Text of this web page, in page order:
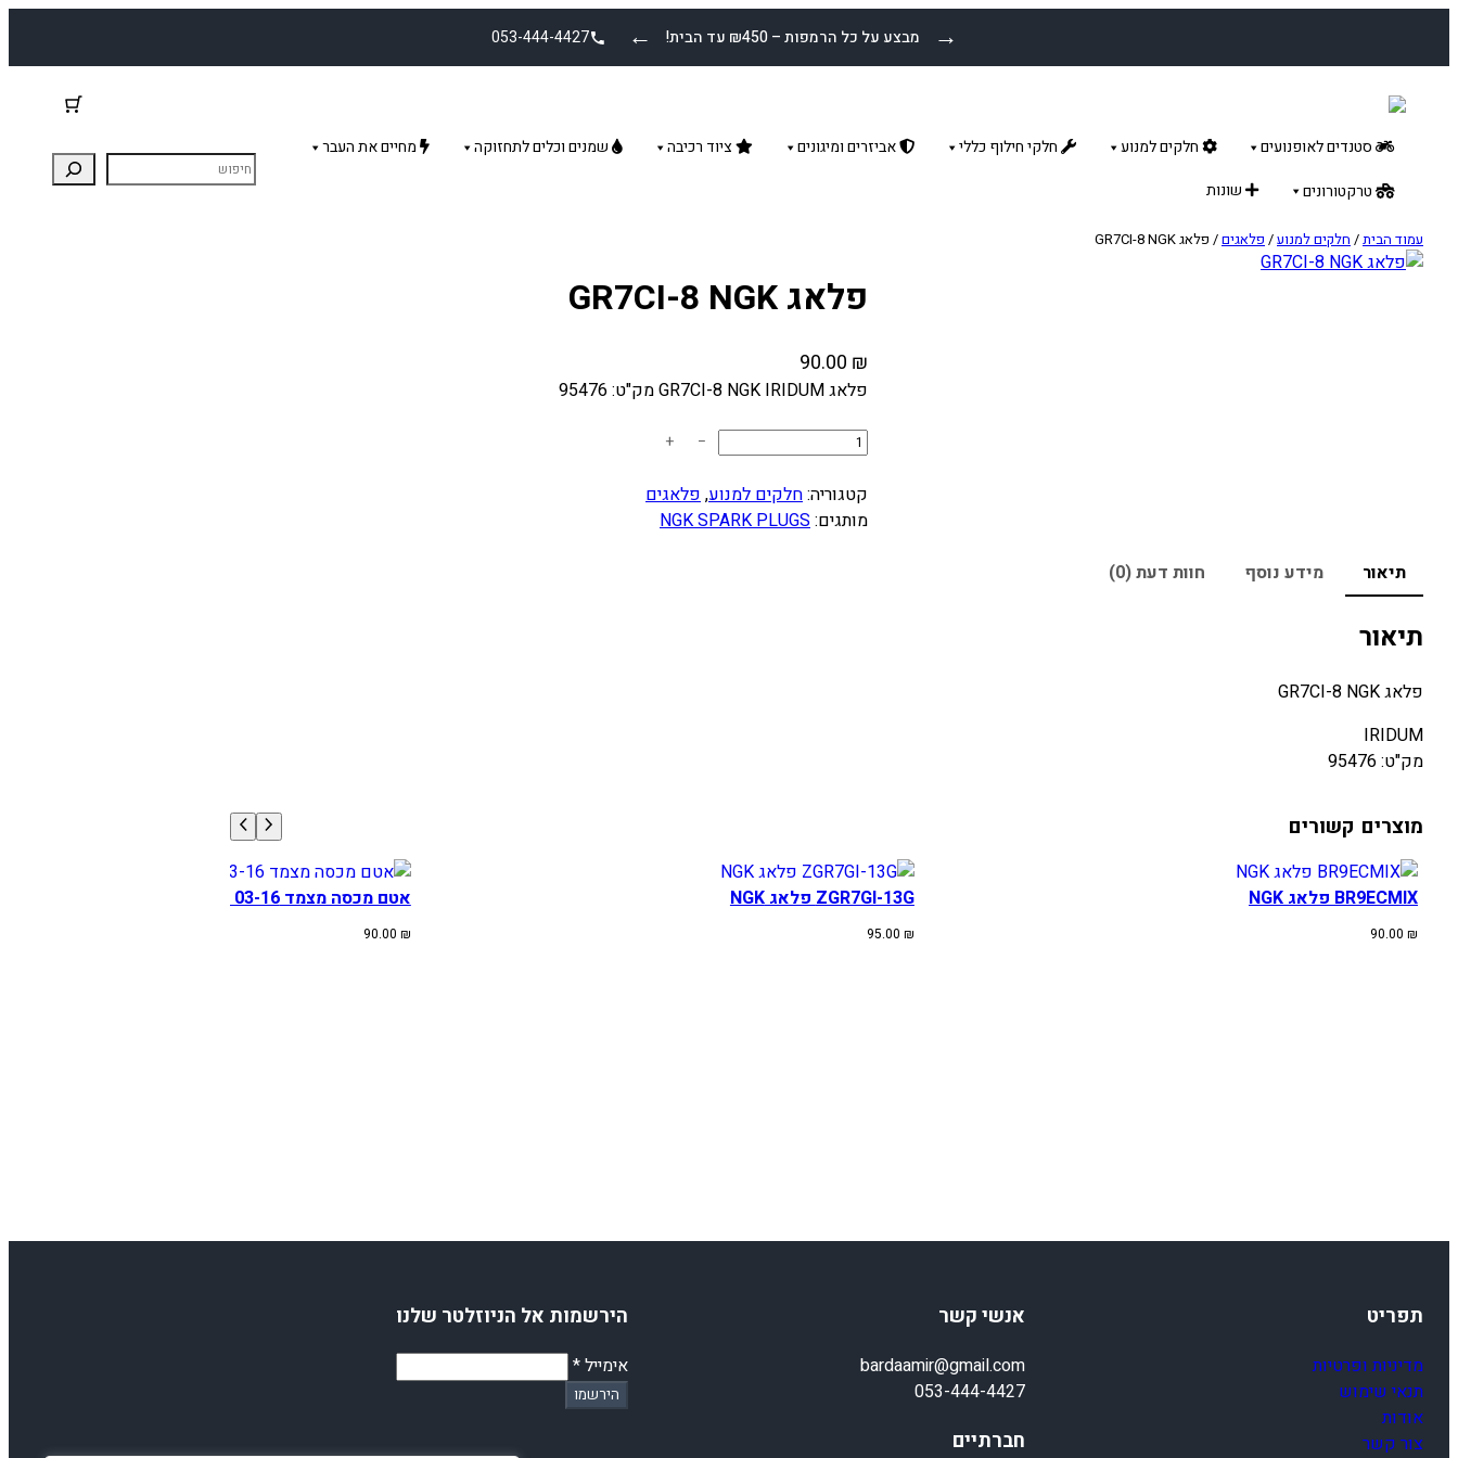
← מבצע על כל הרמפות – ₪450 עד הבית! →
053-444-4427
סטנדים לאופנועים חלקים למנוע חלקי חילוף כללי אביזרים ומיגונים ציוד רכיבה שמנים וכלים לתחזוקה
מחיים את העבר
טרקטורונים
שונות
עמוד הבית/ חלקים למנוע/ פלאגים/ פלאג GR7CI-8 NGK
פלאג GR7CI-8 NGK
90.00 ₪
פלאג GR7CI-8 NGK IRIDUM מק"ט: 95476
כ
ו
ת
N
G
K
−
+
קטגוריה:חלקים למנוע, פלאגים
מותגים:NGK SPARK PLUGS
תיאור
מידע נוסף חוות דעת (0)
תיאור
פלאג GR7CI-8 NGK
IRIDUM
מק"ט: 95476
מוצרים קשורים
BR9ECMIX פלאג NGK
90.00 ₪
ZGR7GI-13G פלאג NGK
95.00 ₪
אטם מכסה מצמד KTMHUSQ SX/EXC/TE 03-16
90.00 ₪
תפריט
מדיניות ופרטיות
תנאי שימוש
אודות
צור קשר
אנשי קשר
bardaamir@gmail.com
053-444-4427
חברתיים
הירשמות אל הניוזלטר שלנו
אימייל*
הירשמו